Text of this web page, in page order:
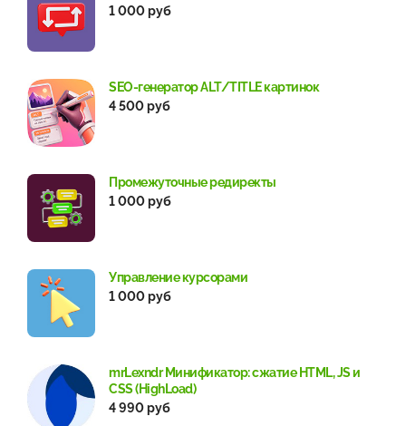
1 000 руб
SEO-генератор ALT/TITLE картинок
4 500 руб
Промежуточные редиректы
1 000 руб
Управление курсорами
1 000 руб
mrLexndr Минификатор: сжатие HTML, JS и
CSS (HighLoad)
4 990 руб